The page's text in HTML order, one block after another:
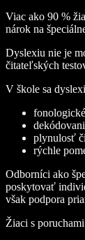
Viac ako 90 %
nárok na
Dyslexiu nie je
čitateľských
V škole sa
plynulosť
rýchle
Odborníci ako
poskytovať
však podpora
Žiaci s